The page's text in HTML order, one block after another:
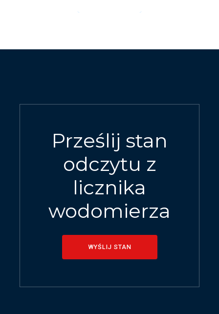
Prześlij stan
odczytu z
licznika
wodomierza
WYŚLIJ STAN